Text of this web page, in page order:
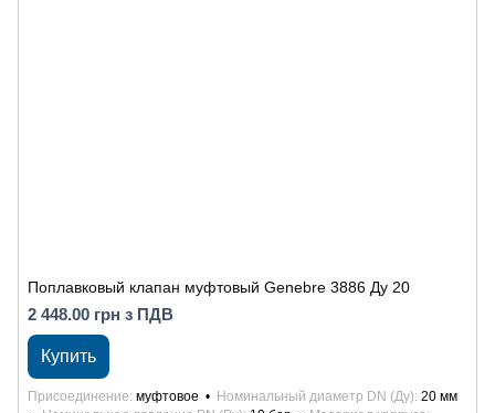
Поплавковый клапан муфтовый Genebre 3886 Ду 20
2 448.00 грн з ПДВ
Купить
Присоединение муфтовое Номинальный диаметр DN (Ду) 20 мм